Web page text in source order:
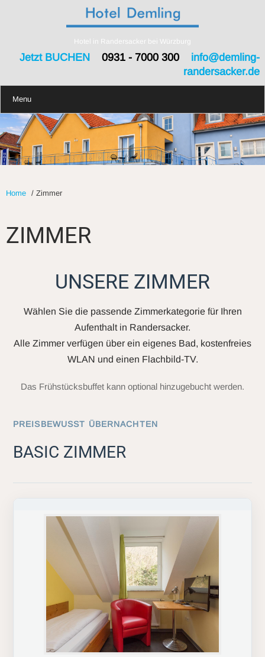
Hotel in Randersacker bei Würzburg
Jetzt BUCHEN0931 - 7000 300 info@demling-
randersacker.de
Menu
Home / Zimmer
ZIMMER
UNSERE ZIMMER
Wählen Sie die passende Zimmerkategorie für Ihren
Aufenthalt in Randersacker.
Alle Zimmer verfügen über ein eigenes Bad, kostenfreies
WLAN und einen Flachbild-TV.
Das Frühstücksbuffet kann optional hinzugebucht werden.
PREISBEWUSST ÜBERNACHTEN
BASIC ZIMMER